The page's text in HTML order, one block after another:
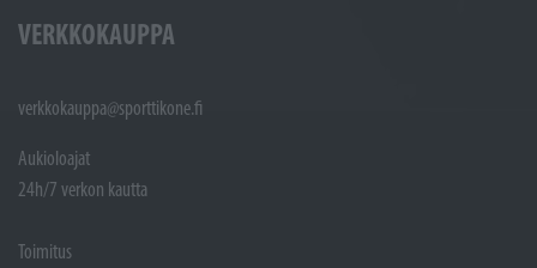
VERKKOKAUPPA
verkkokauppa@sporttikone.fi
Aukioloajat
24h/7 verkon kautta
Toimitus